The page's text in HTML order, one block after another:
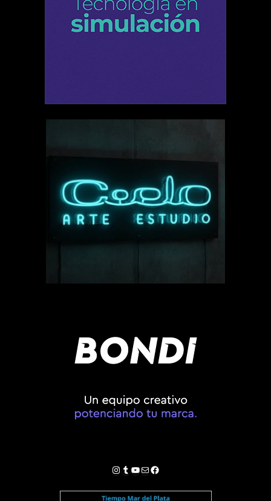
Instagram
Tumblr
YouTube
Correo electrónico
Facebook